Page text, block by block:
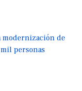
modernización de
personas